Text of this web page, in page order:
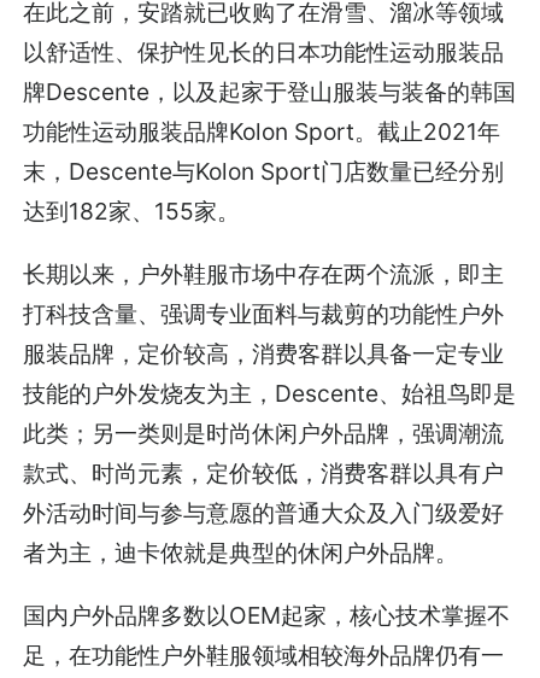
在此之前，安踏就已收购了在滑雪、溜冰等领域
以舒适性、保护性见长的日本功能性运动服装品
牌Descente，以及起家于登山服装与装备的韩国
功能性运动服装品牌Kolon Sport。截止2021年
末，Descente与Kolon Sport门店数量已经分别
达到182家、155家。
长期以来，户外鞋服市场中存在两个流派，即主
打科技含量、强调专业面料与裁剪的功能性户外
服装品牌，定价较高，消费客群以具备一定专业
技能的户外发烧友为主，Descente、始祖鸟即是
此类；另一类则是时尚休闲户外品牌，强调潮流
款式、时尚元素，定价较低，消费客群以具有户
外活动时间与参与意愿的普通大众及入门级爱好
者为主，迪卡侬就是典型的休闲户外品牌。
国内户外品牌多数以OEM起家，核心技术掌握不
足，在功能性户外鞋服领域相较海外品牌仍有一